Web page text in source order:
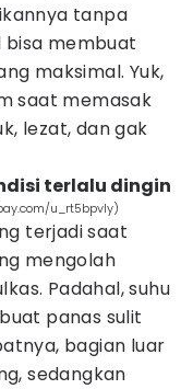
tanpa
bisa membuat
maksimal. Yuk,
saat memasak
lezat, dan gak
terlalu dingin
u_rt5bpvly)
terjadi saat
mengolah
Padahal, suhu
panas sulit
bagian luar
sedangkan